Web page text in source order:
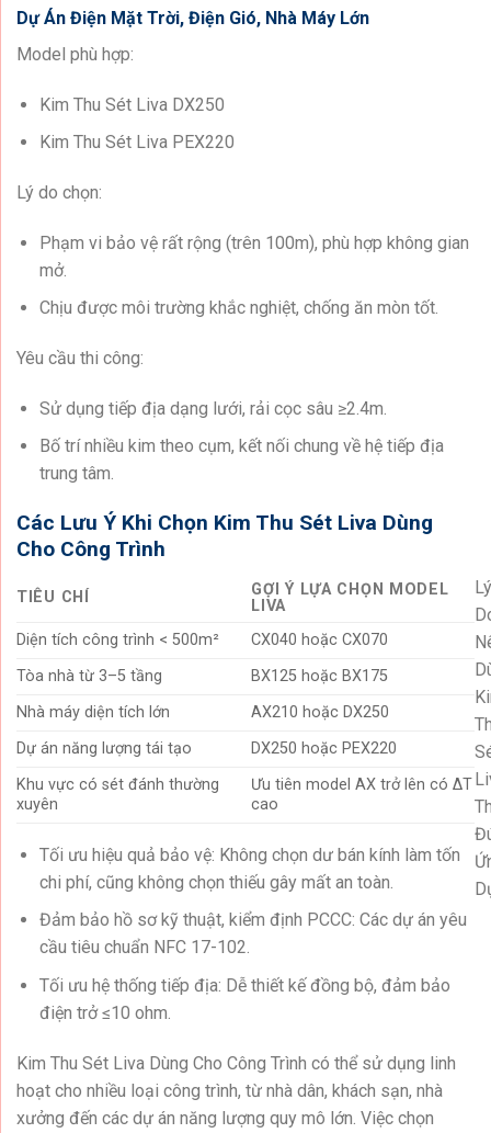
Dự Án Điện Mặt Trời, Điện Gió, Nhà Máy Lớn
Model phù hợp:
Kim Thu Sét Liva DX250
Kim Thu Sét Liva PEX220
Lý do chọn:
Phạm vi bảo vệ rất rộng (trên 100m), phù hợp không gian
mở.
Chịu được môi trường khắc nghiệt, chống ăn mòn tốt.
Yêu cầu thi công:
Sử dụng tiếp địa dạng lưới, rải cọc sâu ≥2.4m.
Bố trí nhiều kim theo cụm, kết nối chung về hệ tiếp địa
trung tâm.
Các Lưu Ý Khi Chọn Kim Thu Sét Liva Dùng
Cho Công Trình
TIÊU CHÍ
GỢI Ý LỰA CHỌN MODEL
LIVA
Diện tích công trình < 500m²
CX040 hoặc CX070
Tòa nhà từ 3–5 tầng
BX125 hoặc BX175
Nhà máy diện tích lớn
AX210 hoặc DX250
Dự án năng lượng tái tạo
DX250 hoặc PEX220
Khu vực có sét đánh thường
xuyên
Ưu tiên model AX trở lên có ΔT
cao
Lý
Tối ưu hiệu quả bảo vệ: Không chọn dư bán kính làm tốn
chi phí, cũng không chọn thiếu gây mất an toàn.
Đảm bảo hồ sơ kỹ thuật, kiểm định PCCC: Các dự án yêu
cầu tiêu chuẩn NFC 17-102.
Tối ưu hệ thống tiếp địa: Dễ thiết kế đồng bộ, đảm bảo
điện trở ≤10 ohm.
Kim Thu Sét Liva Dùng Cho Công Trình có thể sử dụng linh
hoạt cho nhiều loại công trình, từ nhà dân, khách sạn, nhà
xưởng đến các dự án năng lượng quy mô lớn. Việc chọn